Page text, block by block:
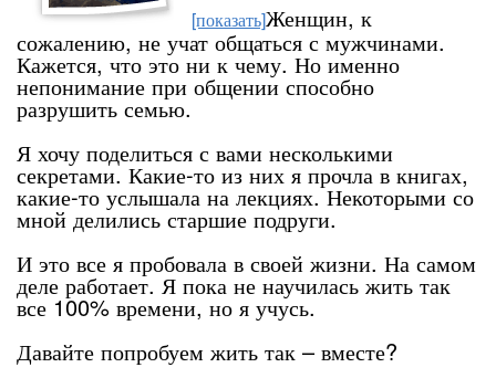
[показать]Женщин, к
сожалению, не учат общаться с мужчинами.
Кажется, что это ни к чему. Но именно
непонимание при общении способно
разрушить семью.
Я хочу поделиться с вами несколькими
секретами. Какие-то из них я прочла в книгах,
какие-то услышала на лекциях. Некоторыми со
мной делились старшие подруги.
И это все я пробовала в своей жизни. На самом
деле работает. Я пока не научилась жить так
все 100% времени, но я учусь.
Давайте попробуем жить так – вместе?